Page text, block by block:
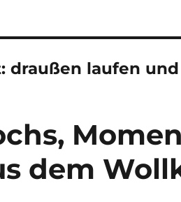
draußen laufen
dem